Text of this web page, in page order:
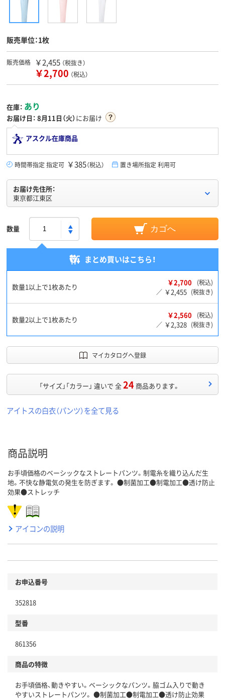
販売単位：1枚
販売価格 ￥2,455 （税抜き）
￥2,700 （税込）
在庫： あり
お届け日： 8月11日（火）にお届け
アスクル在庫商品
時間帯指定 指定可 ￥385（税込） 置き場所指定 利用可
お届け先住所：
東京都江東区
数量 カゴへ
まとめ買いはこちら！
数量1以上で1枚あたり ￥2,700
(税込)
／ ￥2,455 (税抜き)
数量2以上で1枚あたり ￥2,560
(税込)
／ ￥2,328 (税抜き)
マイカタログへ登録
「サイズ」「カラー」 違いで 全24 商品あります。
アイトスの白衣（パンツ）を全て見る
商品説明
お手頃価格のベーシックなストレートパンツ。制電糸を織り込んだ生
地。不快な静電気の発生を防ぎます。 ●制菌加工●制電加工●透け防止
効果●ストレッチ
アイコンの説明
お申込番号
352818
型番
861356
商品の特徴
お手頃価格、動きやすい。ベーシックなパンツ。脇ゴム入りで動き
やすいストレートパンツ。 ●制菌加工●制電加工●透け防止効果